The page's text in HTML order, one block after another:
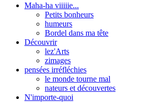
Maha-ha viiiiie...
Petits bonheurs
humeurs
Bordel dans ma tête
Découvrir
lez'Arts
zimages
pensées irréfléchies
le monde tourne mal
nateurs et découvertes
N'importe-quoi